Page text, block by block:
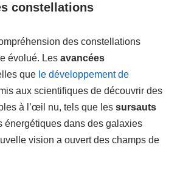
constellations
des constellations
évolué. Les avancées
que le développement de
aux scientifiques de découvrir des
à l’œil nu, tels que les sursauts
énergétiques dans des galaxies
vision a ouvert des champs de